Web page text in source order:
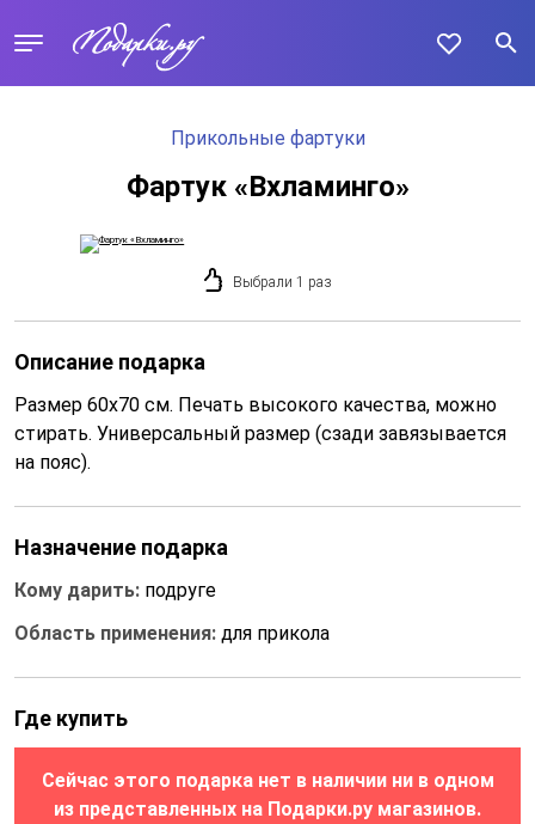
Прикольные фартуки
Фартук «Вхламинго»
Выбрали 1 раз
Описание подарка
Размер 60х70 см. Печать высокого качества, можно
стирать. Универсальный размер (сзади завязывается
на пояс).
Назначение подарка
Кому дарить: подруге
Область применения: для прикола
Где купить
Сейчас этого подарка нет в наличии ни в одном
из представленных на Подарки.ру магазинов.